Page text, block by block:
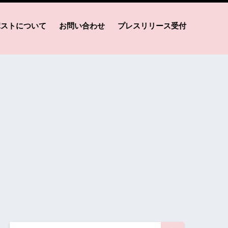
トについて お問い合わせ プレスリリース受付